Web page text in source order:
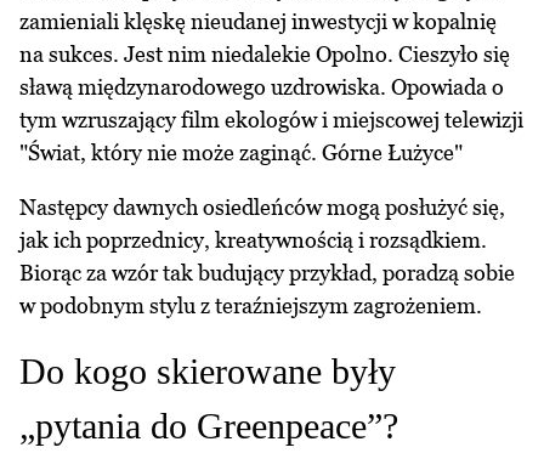
zamieniali klęskę nieudanej inwestycji w kopalnię
na sukces. Jest nim niedalekie Opolno. Cieszyło się
sławą międzynarodowego uzdrowiska. Opowiada o
tym wzruszający film ekologów i miejscowej telewizji
"Świat, który nie może zaginąć. Górne Łużyce"
Następcy dawnych osiedleńców mogą posłużyć się,
jak ich poprzednicy, kreatywnością i rozsądkiem.
Biorąc za wzór tak budujący przykład, poradzą sobie
w podobnym stylu z teraźniejszym zagrożeniem.
Do kogo skierowane były
„pytania do Greenpeace”?